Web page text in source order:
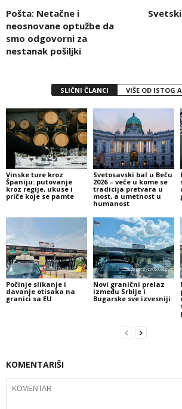
Pošta: Netačne i
neosnovane optužbe da
smo odgovorni za
nestanak pošiljki
SLIČNI ČLANCI VIŠE OD ISTOG
Vinske ture kroz
Španiju: putovanje
kroz regije, ukuse i
priče koje se pamte
Svetosavski bal u Beču
2026 – veče u kome se
tradicija pretvara u
most, a umetnost u
humanost
Počinje slikanje i
davanje otisaka na
granici sa EU
Novi granični prelaz
između Srbije i
Bugarske sve izvesniji
KOMENTARIŠI